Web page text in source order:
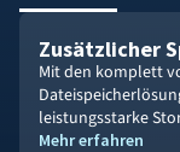
Zusätzlicher
Mit den komplett
leistungsstarke
Mehr erfahren